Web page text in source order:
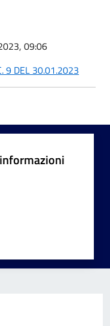
09:06
9 DEL 30.01.2023